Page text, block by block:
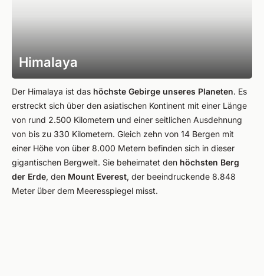
Himalaya
Der Himalaya ist das höchste Gebirge unseres Planeten. Es
erstreckt sich über den asiatischen Kontinent mit einer Länge
von rund 2.500 Kilometern und einer seitlichen Ausdehnung
von bis zu 330 Kilometern. Gleich zehn von 14 Bergen mit
einer Höhe von über 8.000 Metern befinden sich in dieser
gigantischen Bergwelt. Sie beheimatet den höchsten Berg
der Erde, den Mount Everest, der beeindruckende 8.848
Meter über dem Meeresspiegel misst.